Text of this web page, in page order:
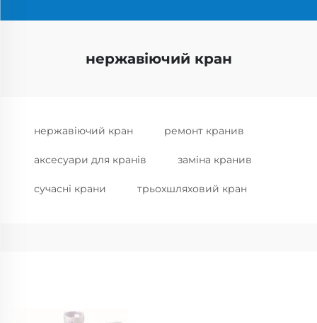
нержавіючий кран
нержавіючий кран ремонт кранив
аксесуари для кранів заміна кранив
сучасні крани трьохшляховий кран